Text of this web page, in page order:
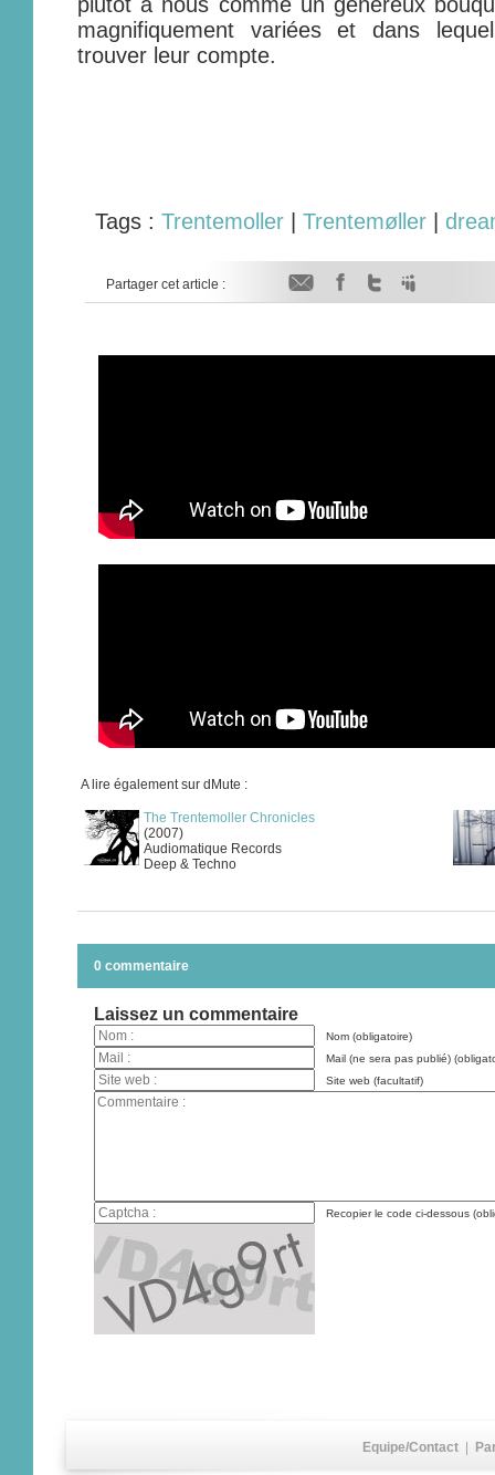
magnifiquement variées et dans
trouver leur compte.
Tags : Trentemoller| Trentemøller|
Partager cet article :
A lire également sur dMute :
The Trentemoller Chronicles
(2007)
Audiomatique Records
Deep & Techno
0 commentaire
Laissez un commentaire
Nom (obligatoire)
Mail (ne sera pas publié)
Site web (facultatif)
Recopier le code ci-dessous
Equipe/Contact